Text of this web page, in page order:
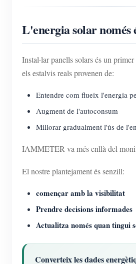
L'energia solar només
Instal·lar panells solars és un primer
els estalvis reals provenen de:
Entendre com flueix l'energia
Augment de l'autoconsum
Millorar gradualment l'ús de
IAMMETER va més enllà del
El nostre plantejament és senzill:
començar amb la visibilitat
Prendre decisions informades
Actualitza només quan tingui
Converteix les dades